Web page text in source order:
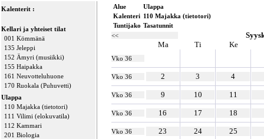
Kalenterit :
Kellari ja yhteiset tilat
001 Kömmänä
135 Jeleppi
152 Ämyri (musiikki)
155 Haipakka
161 Neuvotteluhuone
170 Ruokala (Puhuvetti)
Ulappa
110 Majakka (tietotori)
111 Vilimi (elokuvatila)
112 Kammari
201 Biologia
Alue
Ulappa
Kalenteri 110 Majakka (tietotori)
Tuntijako Tasatunnit
<<
Ma
Ti Ke
Vko 36
Vko 36 2 3 4
Vko 36 9 10 11
Vko 36 16 17 18
Vko 36 23 24 25